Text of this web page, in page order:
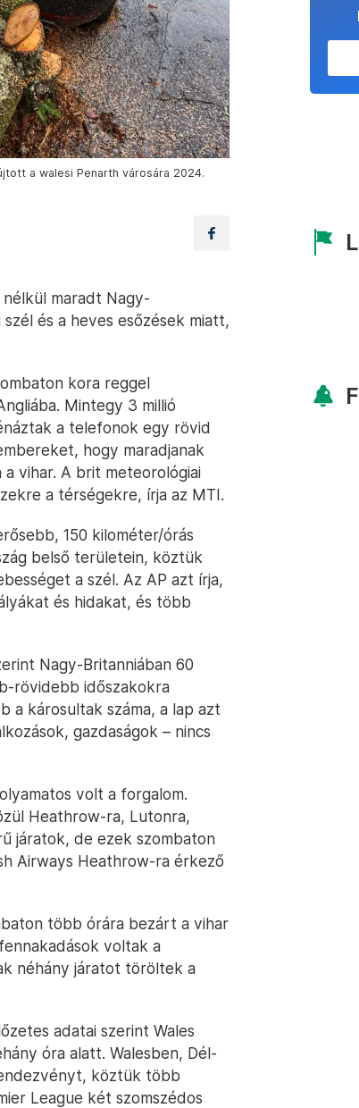
a walesi Penarth városára 2024.
maradt Nagy-
és a heves esőzések miatt,
kora reggel
Mintegy 3 millió
a telefonok egy rövid
hogy maradjanak
vihar. A brit meteorológiai
a térségekre, írja az MTI.
150 kilométer/órás
belső területein, köztük
a szél. Az AP azt írja,
és hidakat, és több
Nagy-Britanniában 60
rövidebb időszakokra
a károsultak száma, a lap azt
gazdaságok – nincs
volt a forgalom.
Heathrow-ra, Lutonra,
járatok, de ezek szombaton
Airways Heathrow-ra érkező
több órára bezárt a vihar
voltak a
néhány járatot töröltek a
adatai szerint Wales
óra alatt. Walesben, Dél-
köztük több
League két szomszédos